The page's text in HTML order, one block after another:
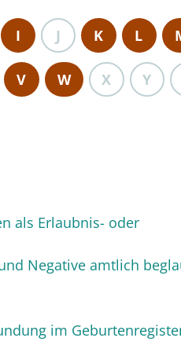
I J K L
V W X Y
als Erlaubnis- oder
Negative amtlich
im